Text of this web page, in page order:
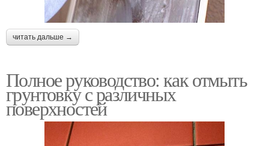
читать дальше →
Полное руководство: как отмыть
грунтовку с различных
поверхностей